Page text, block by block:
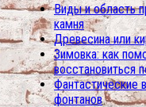
Виды и область
камня
Древесина или
Зимовка: как
восстановиться
Фантастические
фонтанов